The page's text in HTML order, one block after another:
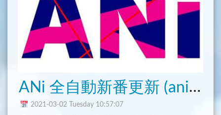
ANi 全自動新番更新 (anime)
2021-03-02 Tuesday 10:57:07